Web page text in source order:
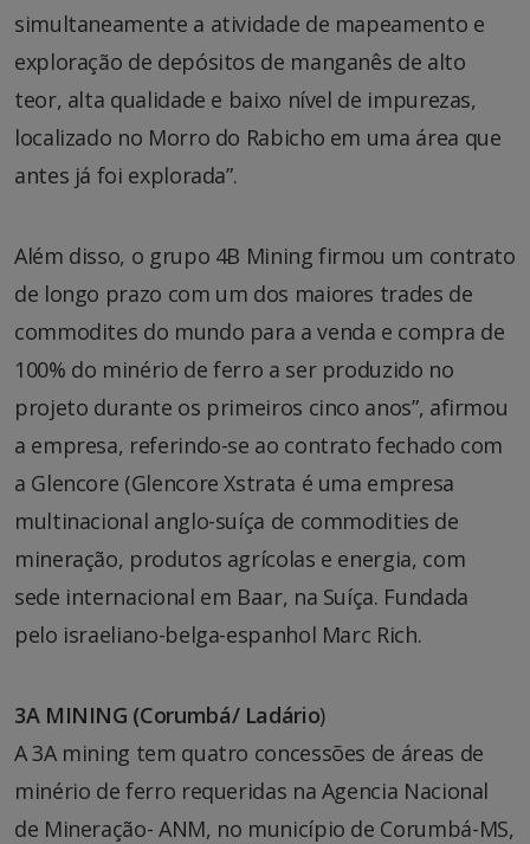
simultaneamente a atividade de mapeamento e
exploração de depósitos de manganês de alto
teor, alta qualidade e baixo nível de impurezas,
localizado no Morro do Rabicho em uma área que
antes já foi explorada”.
Além disso, o grupo 4B Mining firmou um contrato
de longo prazo com um dos maiores trades de
commodites do mundo para a venda e compra de
100% do minério de ferro a ser produzido no
projeto durante os primeiros cinco anos”, afirmou
a empresa, referindo-se ao contrato fechado com
a Glencore (Glencore Xstrata é uma empresa
multinacional anglo-suíça de commodities de
mineração, produtos agrícolas e energia, com
sede internacional em Baar, na Suíça. Fundada
pelo israeliano-belga-espanhol Marc Rich.
3A MINING (Corumbá/ Ladário)
A 3A mining tem quatro concessões de áreas de
minério de ferro requeridas na Agencia Nacional
de Mineração- ANM, no município de Corumbá-MS,